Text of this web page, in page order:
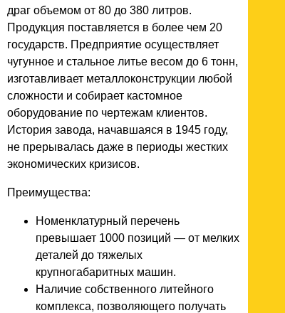
драг объемом от 80 до 380 литров.
Продукция поставляется в более чем 20
государств. Предприятие осуществляет
чугунное и стальное литье весом до 6 тонн,
изготавливает металлоконструкции любой
сложности и собирает кастомное
оборудование по чертежам клиентов.
История завода, начавшаяся в 1945 году,
не прерывалась даже в периоды жестких
экономических кризисов.
Преимущества:
Номенклатурный перечень
превышает 1000 позиций — от мелких
деталей до тяжелых
крупногабаритных машин.
Наличие собственного литейного
комплекса, позволяющего получать